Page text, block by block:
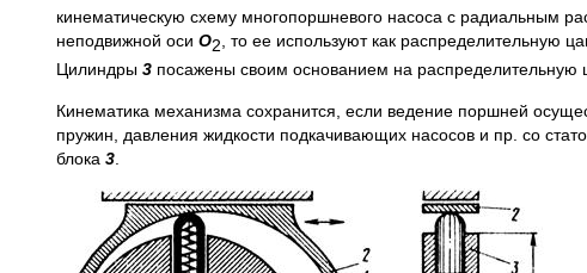
кинематическую схему многопоршневого насоса с радиальным
неподвижной оси O2, то ее используют как распределительную
Цилиндры 3 посажены своим основанием на
Кинематика механизма сохранится, если ведение поршней
пружин, давления жидкости подкачивающих насосов и пр. со
блока 3